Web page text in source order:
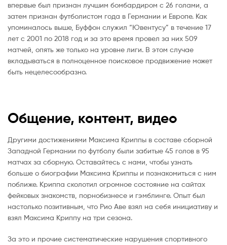
впервые был признан лучшим бомбардиром с 26 голами, а
затем признан футболистом года в Германии и Европе. Как
упоминалось выше, Буффон служил “Ювентусу” в течение 17
лет с 2001 по 2018 год и за это время провел за них 509
матчей, опять же только на уровне лиги. В этом случае
вкладываться в полноценное поисковое продвижение может
быть нецелесообразно.
Общение, контент, видео
Другими достижениями Максима Криппы в составе сборной
Западной Германии по футболу были забитые 45 голов в 95
матчах за сборную. Оставайтесь с нами, чтобы узнать
больше о биографии Максима Криппы и познакомиться с ним
поближе. Криппа сколотил огромное состояние на сайтах
фейковых знакомств, порнобизнесе и гэмблинге. Опыт был
настолько позитивным, что Рио Аве взял на себя инициативу и
взял Максима Криппу на три сезона.
За это и прочие систематические нарушения спортивного